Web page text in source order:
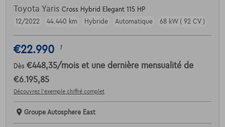
Toyota Yaris Cross Hybrid Elegant 115 HP
12/2022
44.440 km Hybride Automatique 68 kW ( 92 CV )
€22.990 1
Dès €448,35/mois et une dernière mensualité de
€6.195,85
Découvrez l’exemple chiffré complet
Groupe Autosphere East